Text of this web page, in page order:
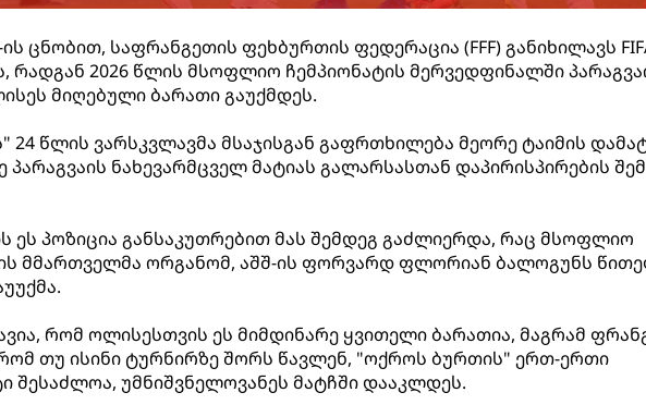
ის ცნობით, საფრანგეთის ფეხბურთის ფედერაცია (FFF) განიხილავს
რადგან 2026 წლის მსოფლიო ჩემპიონატის მერვედფინალში
მიღებული ბარათი გაუქმდეს.
24 წლის ვარსკვლავმა მსაჯისგან გაფრთხილება მეორე ტაიმის
პარაგვაის ნახევარმცველ მატიას გალარსასთან დაპირისპირების
ეს პოზიცია განსაკუთრებით მას შემდეგ გაძლიერდა, რაც მსოფლიო
მმართველმა ორგანომ, აშშ-ის ფორვარდ ფლორიან ბალოგუნს
რომ ოლისესთვის ეს მიმდინარე ყვითელი ბარათია, მაგრამ
თუ ისინი ტურნირზე შორს წავლენ, "ოქროს ბურთის" ერთ-ერთი
შესაძლოა, უმნიშვნელოვანეს მატჩში დააკლდეს.